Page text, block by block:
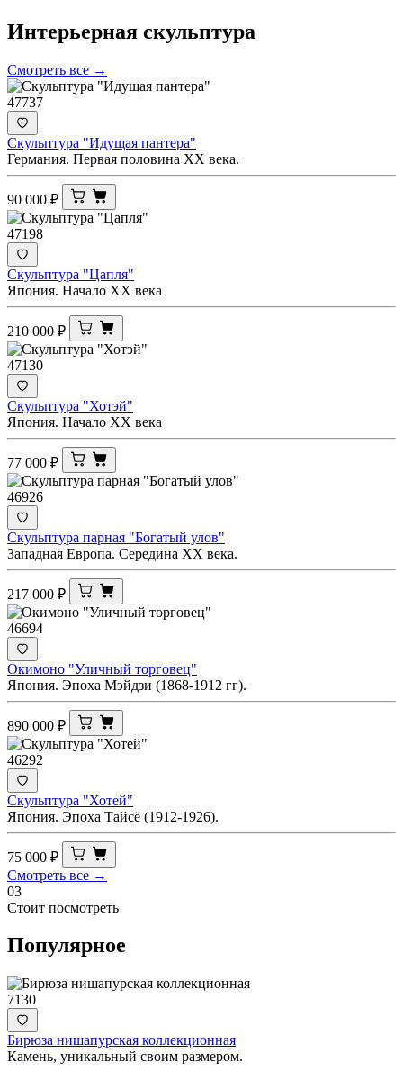
Интерьерная скульптура
Смотреть все →
47737
Скульптура "Идущая пантера"
Германия. Первая половина XX века.
90 000 ₽
47198
Скульптура "Цапля"
Япония. Начало XX века
210 000 ₽
47130
Скульптура "Хотэй"
Япония. Начало XX века
77 000 ₽
46926
Скульптура парная "Богатый улов"
Западная Европа. Середина XX века.
217 000 ₽
46694
Окимоно "Уличный торговец"
Япония. Эпоха Мэйдзи (1868-1912 гг).
890 000 ₽
46292
Скульптура "Хотей"
Япония. Эпоха Тайсё (1912-1926).
75 000 ₽
Смотреть все →
03
Стоит посмотреть
Популярное
7130
Бирюза нишапурская коллекционная
Камень, уникальный своим размером.